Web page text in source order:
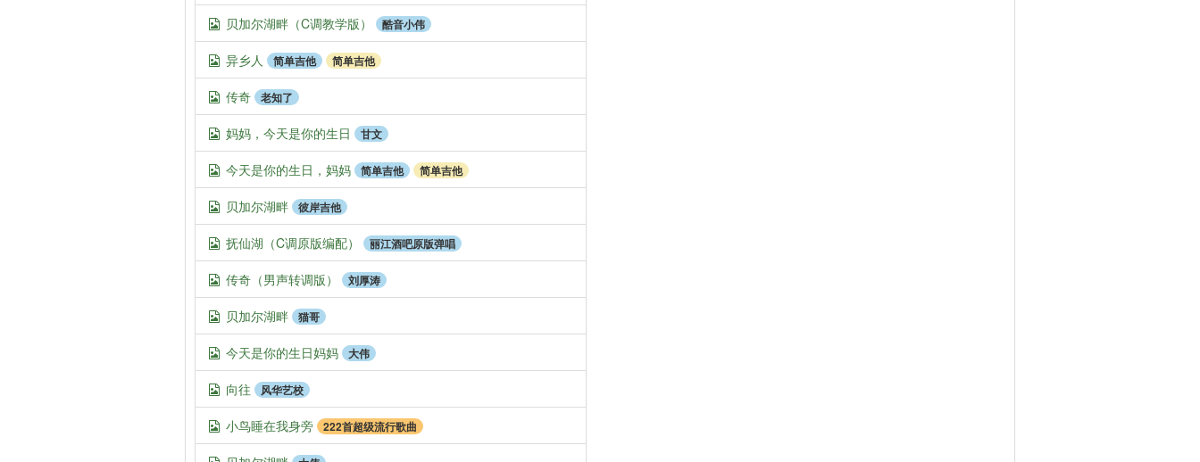
贝加尔湖畔（C调教学版） 酷音小伟
异乡人 简单吉他 简单吉他
传奇 老知了
妈妈，今天是你的生日 甘文
今天是你的生日，妈妈 简单吉他 简单吉他
贝加尔湖畔 彼岸吉他
抚仙湖（C调原版编配） 丽江酒吧原版弹唱
传奇（男声转调版） 刘厚涛
贝加尔湖畔 猫哥
今天是你的生日妈妈 大伟
向往 风华艺校
小鸟睡在我身旁 222首超级流行歌曲